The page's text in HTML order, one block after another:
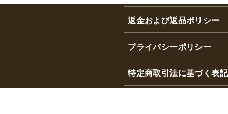
返金および返品ポリシー
プライバシーポリシー
特定商取引法に基づく表記